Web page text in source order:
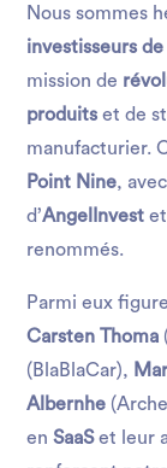
Nous sommes
investisseurs
mission de
produits et de
manufacturier.
Point Nine,
d’AngelInvest
renommés.
Parmi eux
Carsten Thoma
(BlaBlaCar),
Albernhe
enSaaSet leur